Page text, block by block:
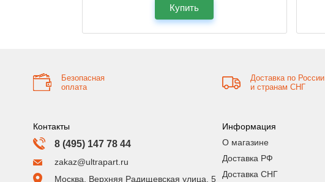
Купить
Безопасная
оплата
Доставка по России
и странам СНГ
Контакты
8 (495) 147 78 44
zakaz@ultrapart.ru
Москва, Верхняя Радищевская улица, 5
Информация
О магазине
Доставка РФ
Доставка СНГ